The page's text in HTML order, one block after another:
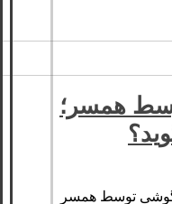
همسر؛
توسط همسر